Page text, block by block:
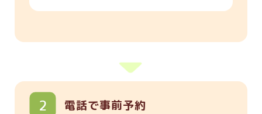
電話で事前予約